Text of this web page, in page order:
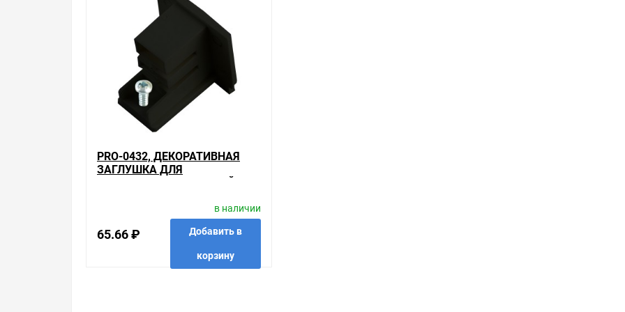
Шинопровод трехфазный и комплектующие Feron
по хорошим ценам. Уверены, что вы найдете на нашем сайте именно то, что искали, потратив на это минимум
Весь товар сертифицирован, отвечает требованиям качества. Мы работаем с проверенными поставщиками,
Быстрая доставка в любой город – несколько вариантов, вы всегда можете выбрать наиболее удобный. PRO-
,91260 , можно получить в пункте выдачи, или заказать курьерскую доставку до двери. Закажите выгодную
удобнее, чем объезжать магазины, тратить время, выбирать из того, что предлагают, а не покупать то, что нужно,
потребителя». Это не значит, что нужно тратить много времени на решение проблемы. Правила, согласно которым
просто заменяем некачественный товар на то, который соответствует ожиданиям, или возвращаем деньги.
рады помочь, посоветовать, рассказать подробно о товарах из нашего ассортимента.
PRO-0432, ДЕКОРАТИВНАЯ
ЗАГЛУШКА ДЛЯ
65.66 ₽
в наличии
Добавить в
корзину
сравнить купить в 1 клик